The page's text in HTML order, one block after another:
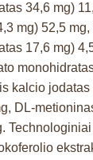
34,6 mg)
mg) 52,5
17,6 mg)
kalcio jodatas
DL-